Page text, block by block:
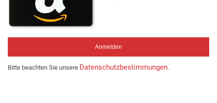
Bitte beachten Sie unsere Datenschutzbestimmungen.